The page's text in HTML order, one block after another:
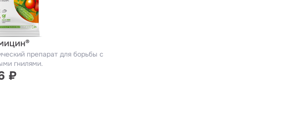
препарат для борьбы с
гнилями.
₽